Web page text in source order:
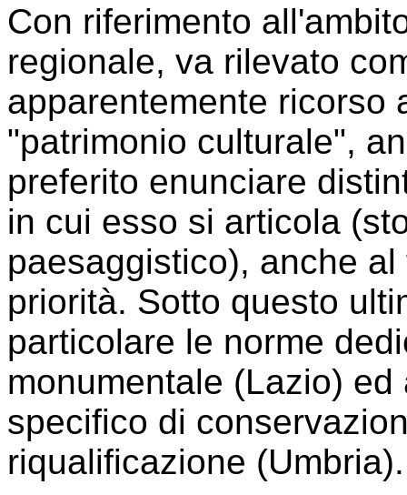
Con riferimento
regionale, va rilevato
apparentemente ricorso
"patrimonio culturale",
preferito enunciare
in cui esso si articola
paesaggistico), anche
priorità. Sotto questo
particolare le norme
monumentale (Lazio)
specifico di
riqualificazione (Umbria).